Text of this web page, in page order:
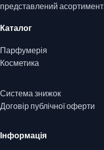
представлений асортимент.
Каталог
Парфумерія
Косметика
Система знижок
Договір публічної оферти
Інформація